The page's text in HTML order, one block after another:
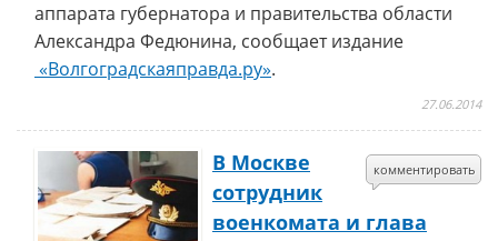
аппарата губернатора и правительства области
Александра Федюнина, сообщает издание
«Волгоградскаяправда.ру».
27.06.2014
комментировать
В Москве
сотрудник
военкомата и глава